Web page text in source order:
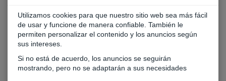
Utilizamos cookies para que nuestro sitio web sea más fácil
de usar y funcione de manera confiable. También le
permiten personalizar el contenido y los anuncios según
sus intereses.
Si no está de acuerdo, los anuncios se seguirán
mostrando, pero no se adaptarán a sus necesidades